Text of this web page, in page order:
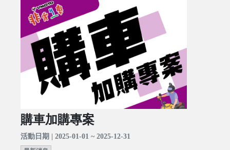
購車加購專案
活動日期 | 2025-01-01 ~ 2025-12-31